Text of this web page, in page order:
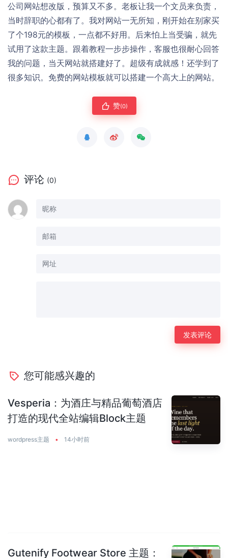
公司网站想改版，预算又不多。老板让我一个文员来负责，
当时辞职的心都有了。我对网站一无所知，刚开始在别家买
了个198元的模板，一点都不好用。后来怕上当受骗，就先
试用了这款主题。跟着教程一步步操作，客服也很耐心回答
我的问题，当天网站就搭建好了。超级有成就感！还学到了
很多知识。免费的网站模板就可以搭建一个高大上的网站。
赞(0)
评论 (0)
您可能感兴趣的
Vesperia：为酒庄与精品葡萄酒店
打造的现代全站编辑Block主题
wordpress主题 • 14小时前
Gutenify Footwear Store 主题：